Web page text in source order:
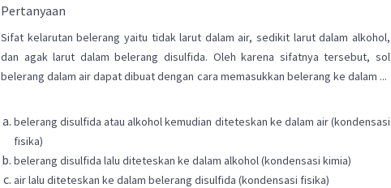
Pertanyaan
Sifat kelarutan belerang yaitu tidak larut dalam air, sedikit larut dalam alkohol,
dan agak larut dalam belerang disulfida. Oleh karena sifatnya tersebut, sol
belerang dalam air dapat dibuat dengan cara memasukkan belerang ke dalam ...
belerang disulfida atau alkohol kemudian diteteskan ke dalam air (kondensasi
fisika)
belerang disulfida lalu diteteskan ke dalam alkohol (kondensasi kimia)
air lalu diteteskan ke dalam belerang disulfida (kondensasi fisika)